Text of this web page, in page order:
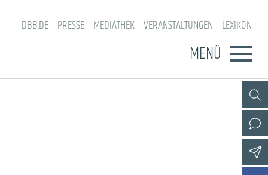
DBB.DE PRESSE MEDIATHEK VERANSTALTUNGEN LEXIKON
MENÜ